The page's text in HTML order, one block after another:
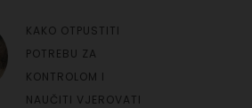
KAKO OTPUSTITI
POTREBU ZA
KONTROLOM I
NAUČITI VJEROVATI